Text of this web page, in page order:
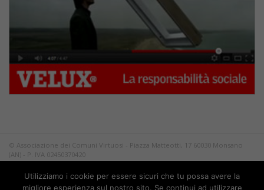
© Associazione dei Comuni Virtuosi - Piazza Matteotti, 17 60030 Monsano
(AN) - P. IVA 02450370420
Tutti i diritti riservati.
PrivacyUtilizziamo i cookie per essere sicuri che tu possa avere la
migliore esperienza sul nostro sito. Se continui ad utilizzare